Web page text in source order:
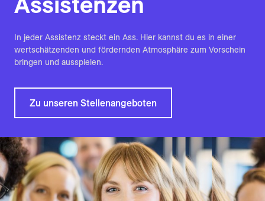
In jeder Assistenz steckt ein Ass. Hier kannst du es in einer
wertschätzenden und fördernden Atmosphäre zum Vorschein
bringen und ausspielen.
Zu unseren Stellenangeboten